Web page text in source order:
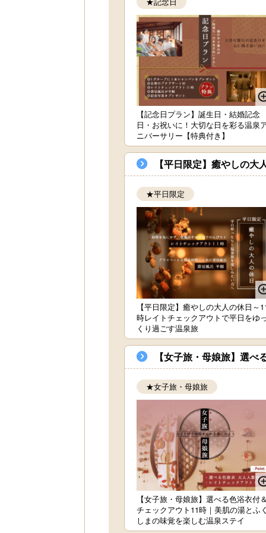
【記念日プラン】誕生日・結婚記念
日・お祝いに！大切な日を彩る温泉
ニバーサリー【特典付き】
【平日限定】癒やしの
★平日限定
【平日限定】癒やしの大人の休日～
時レイトチェックアウトで平日をゆ
くり過ごす温泉旅
【女子旅・母娘旅】選
★女子旅・母娘旅
【女子旅・母娘旅】選べる色浴衣付
チェックアウト11時｜美肌の湯とふ
しまの味覚を楽しむ温泉ステイ